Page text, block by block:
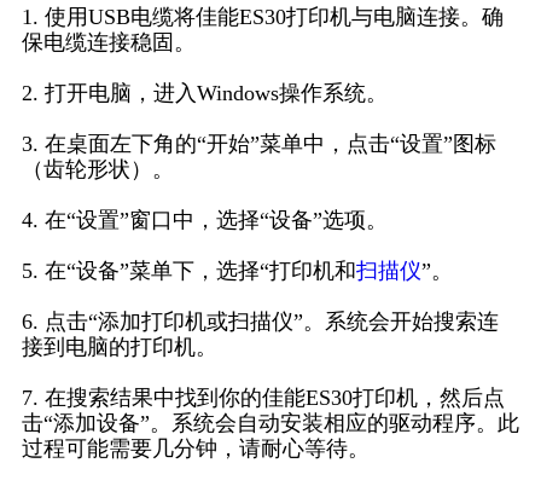
1. 使用USB电缆将佳能ES30打印机与电脑连接。确
保电缆连接稳固。
2. 打开电脑，进入Windows操作系统。
3. 在桌面左下角的“开始”菜单中，点击“设置”图标
（齿轮形状）。
4. 在“设置”窗口中，选择“设备”选项。
5. 在“设备”菜单下，选择“打印机和扫描仪”。
6. 点击“添加打印机或扫描仪”。系统会开始搜索连
接到电脑的打印机。
7. 在搜索结果中找到你的佳能ES30打印机，然后点
击“添加设备”。系统会自动安装相应的驱动程序。此
过程可能需要几分钟，请耐心等待。